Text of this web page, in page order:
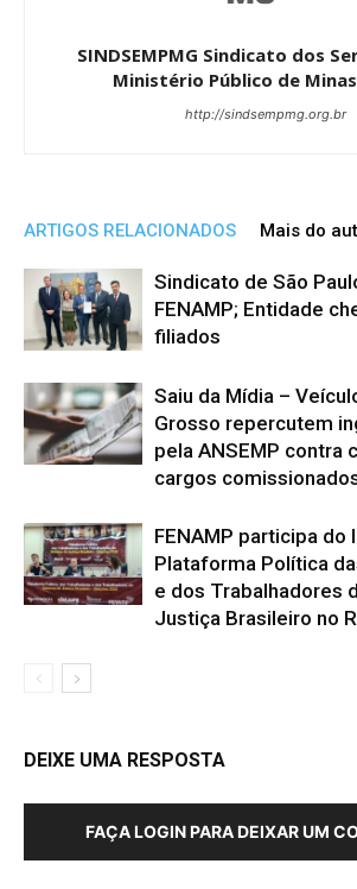
SINDSEMPMG Sindicato dos
Ministério Público de
http://sindsempmg.org.br
ARTIGOS RELACIONADOS Mais do
Sindicato de São
FENAMP; Entidade
filiados
Saiu da Mídia –
Grosso repercutem
pela ANSEMP contra
cargos
FENAMP participa do
Plataforma Política
e dos Trabalhadores
Justiça Brasileiro no
DEIXE UMA RESPOSTA
FAÇA LOGIN PARA DEIXAR UM